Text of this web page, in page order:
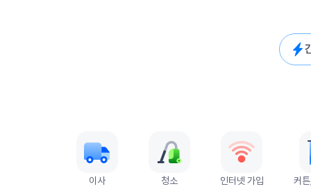
이사 청소 인터넷 가입 커